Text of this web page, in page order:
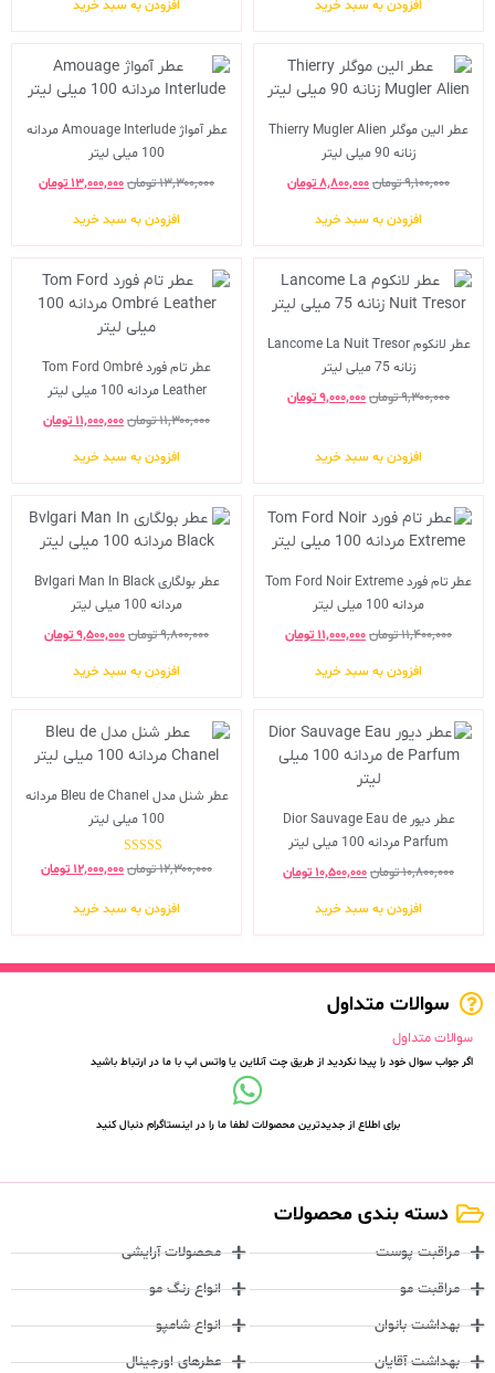
افزودن به سبد خرید افزودن به سبد خرید
عطر الین موگلر Thierry Mugler Alien
زنانه 90 میلی لیتر
۹,۱۰۰,۰۰۰تومان۸,۸۰۰,۰۰۰تومان
افزودن به سبد خرید
عطر آمواژ Amouage Interlude مردانه
100 میلی لیتر
۱۳,۳۰۰,۰۰۰تومان۱۳,۰۰۰,۰۰۰ تومان
افزودن به سبد خرید
عطر لانکوم Lancome La Nuit Tresor
زنانه 75 میلی لیتر
۹,۳۰۰,۰۰۰تومان۹,۰۰۰,۰۰۰تومان
افزودن به سبد خرید
عطر تام فورد Tom Ford Ombré
Leather مردانه 100 میلی لیتر
۱۱,۳۰۰,۰۰۰تومان۱۱,۰۰۰,۰۰۰ تومان
افزودن به سبد خرید
عطر تام فورد Tom Ford Noir Extreme
مردانه 100 میلی لیتر
۱۱,۴۰۰,۰۰۰تومان۱۱,۰۰۰,۰۰۰ تومان
افزودن به سبد خرید
عطر بولگاری Bvlgari Man In Black
مردانه 100 میلی لیتر
۹,۸۰۰,۰۰۰تومان۹,۵۰۰,۰۰۰تومان
افزودن به سبد خرید
عطر دیور Dior Sauvage Eau de
Parfum مردانه 100 میلی لیتر
۱۰,۸۰۰,۰۰۰تومان۱۰,۵۰۰,۰۰۰ تومان
افزودن به سبد خرید
عطر شنل مدل Bleu de Chanel مردانه
100 میلی لیتر
نمره
5.00
۱۲,۳۰۰,۰۰۰تومان۱۲,۰۰۰,۰۰۰ تومان
افزودن به سبد خرید
سوالات متداول
سوالات متداول
اگر جواب سوال خود را پیدا نکردید از طریق چت آنلاین یا واتس اپ با ما در ارتباط باشید
برای اطلاع از جدیدترین محصولات لطفا ما را در اینستاگرام دنبال کنید
دسته بندی محصولات
مراقبت پوست
مراقبت مو
بهداشت بانوان
بهداشت آقایان
محصولات آرایشی
انواع رنگ مو
انواع شامپو
عطرهای اورجینال